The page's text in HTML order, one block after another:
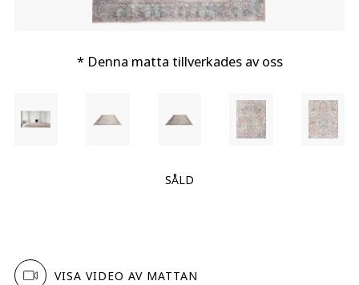
* Denna matta tillverkades av oss
SÅLD
VISA VIDEO AV MATTAN